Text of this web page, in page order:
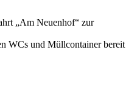
„Am Neuenhof“ zur
WCs und Müllcontainer bereit